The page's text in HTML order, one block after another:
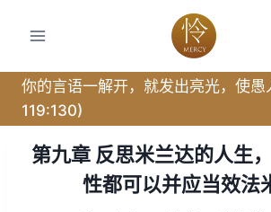
你的言语一解开，就发出亮光，使愚
119:130)
第九章 反思米兰达的人生
性都可以并应当效法